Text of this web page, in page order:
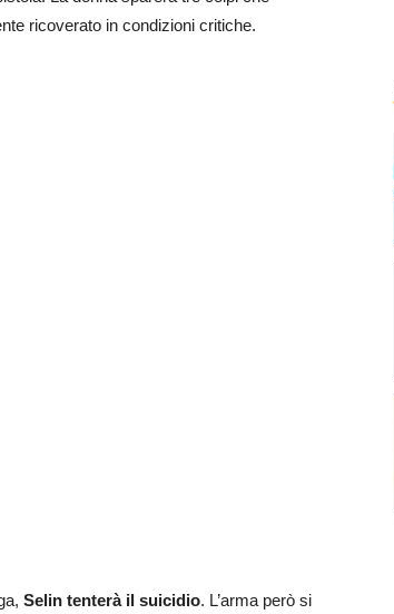
ricoverato in condizioni critiche.
Selin tenterà il suicidio. L’arma però si